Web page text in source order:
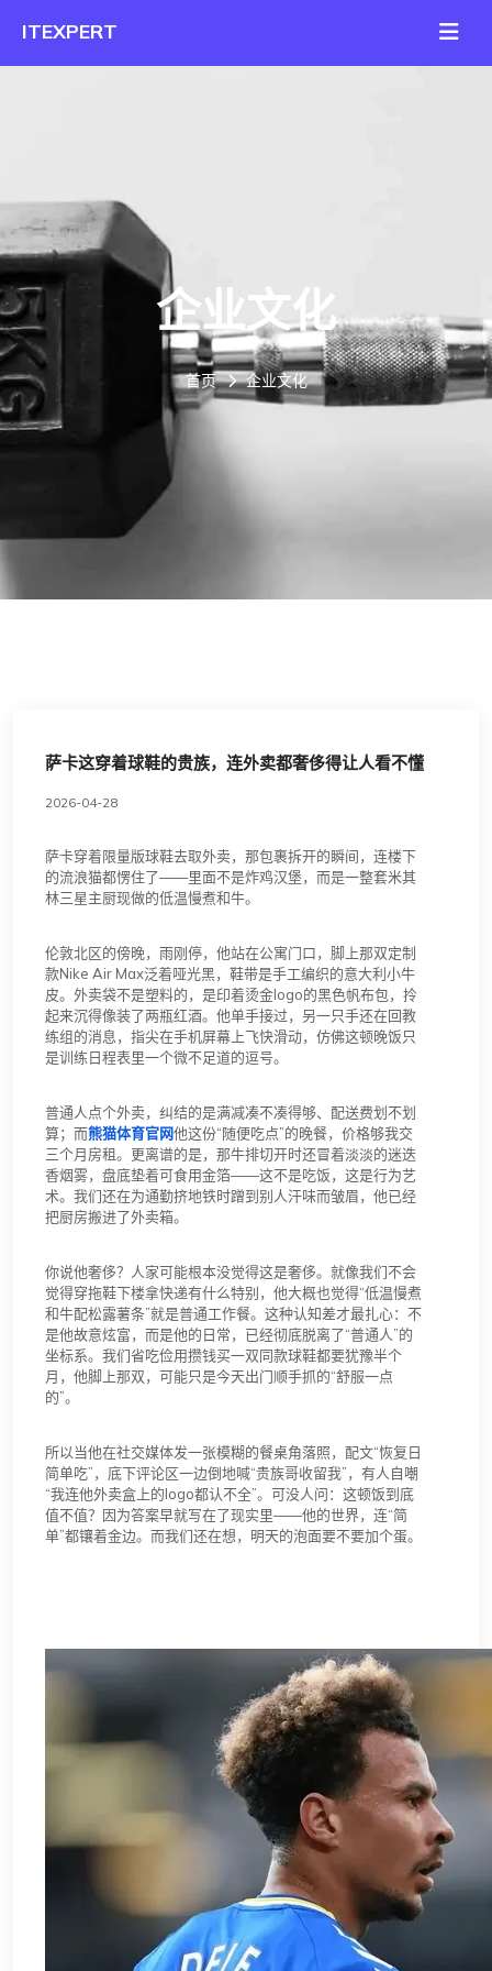
企业文化
首页 企业文化
萨卡这穿着球鞋的贵族，连外卖都奢侈得让人看不懂
2026-04-28
萨卡穿着限量版球鞋去取外卖，那包裹拆开的瞬间，连楼下
的流浪猫都愣住了——里面不是炸鸡汉堡，而是一整套米其
林三星主厨现做的低温慢煮和牛。
伦敦北区的傍晚，雨刚停，他站在公寓门口，脚上那双定制
款Nike Air Max泛着哑光黑，鞋带是手工编织的意大利小牛
皮。外卖袋不是塑料的，是印着烫金logo的黑色帆布包，拎
起来沉得像装了两瓶红酒。他单手接过，另一只手还在回教
练组的消息，指尖在手机屏幕上飞快滑动，仿佛这顿晚饭只
是训练日程表里一个微不足道的逗号。
普通人点个外卖，纠结的是满减凑不凑得够、配送费划不划
算；而熊猫体育官网他这份“随便吃点”的晚餐，价格够我交
三个月房租。更离谱的是，那牛排切开时还冒着淡淡的迷迭
香烟雾，盘底垫着可食用金箔——这不是吃饭，这是行为艺
术。我们还在为通勤挤地铁时蹭到别人汗味而皱眉，他已经
把厨房搬进了外卖箱。
你说他奢侈？人家可能根本没觉得这是奢侈。就像我们不会
觉得穿拖鞋下楼拿快递有什么特别，他大概也觉得“低温慢煮
和牛配松露薯条”就是普通工作餐。这种认知差才最扎心：不
是他故意炫富，而是他的日常，已经彻底脱离了“普通人”的
坐标系。我们省吃俭用攒钱买一双同款球鞋都要犹豫半个
月，他脚上那双，可能只是今天出门顺手抓的“舒服一点
的”。
所以当他在社交媒体发一张模糊的餐桌角落照，配文“恢复日
简单吃”，底下评论区一边倒地喊“贵族哥收留我”，有人自嘲
“我连他外卖盒上的logo都认不全”。可没人问：这顿饭到底
值不值？因为答案早就写在了现实里——他的世界，连“简
单”都镶着金边。而我们还在想，明天的泡面要不要加个蛋。